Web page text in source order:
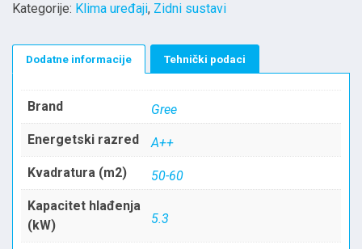
Kategorije: Klima uređaji, Zidni sustavi
Dodatne informacije Tehnički podaci
Brand
Gree
Energetski razred
A++
Kvadratura (m2)
50-60
Kapacitet hlađenja
(kW)
5.3